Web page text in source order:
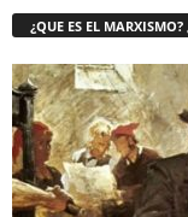
¿QUE ES EL